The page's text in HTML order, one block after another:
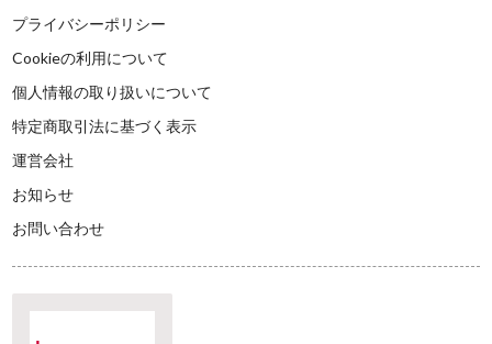
プライバシーポリシー
Cookieの利用について
個人情報の取り扱いについて
特定商取引法に基づく表示
運営会社
お知らせ
お問い合わせ